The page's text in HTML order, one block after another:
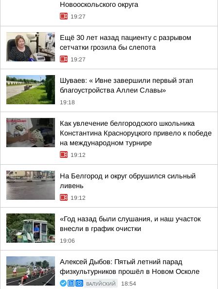
Новооскольского округа
19:27
Ещё 30 лет назад пациенту с разрывом
сетчатки грозила бы слепота
19:27
Шуваев: « Ивне завершили первый этап
благоустройства Аллеи Славы»
19:18
Как увлечение белгородского школьника
Константина Красноруцкого привело к победе
на международном турнире
19:12
На Белгород и округ обрушился сильный
ливень
19:12
«Год назад были слушания, и наш участок
внесли в график очистки
19:06
Алексей Дыбов: Пятый летний парад
физкультурников прошёл в Новом Осколе
ВАЛУЙСКИЙ 18:54